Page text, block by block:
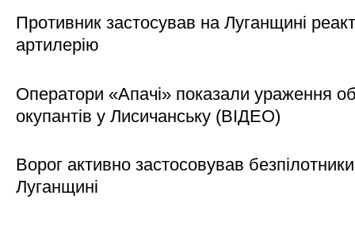
Противник застосував на Луганщині
артилерію
Оператори «Апачі» показали ураження
окупантів у Лисичанську (ВІДЕО)
Ворог активно застосовував
Луганщині